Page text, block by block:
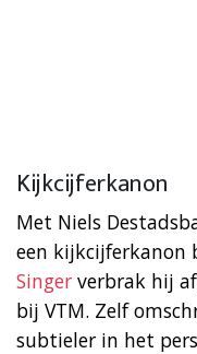
Kijkcijferkanon
Met Niels
een kijkcijferkanon
Singer verbrak hij
bij VTM. Zelf
subtieler in het